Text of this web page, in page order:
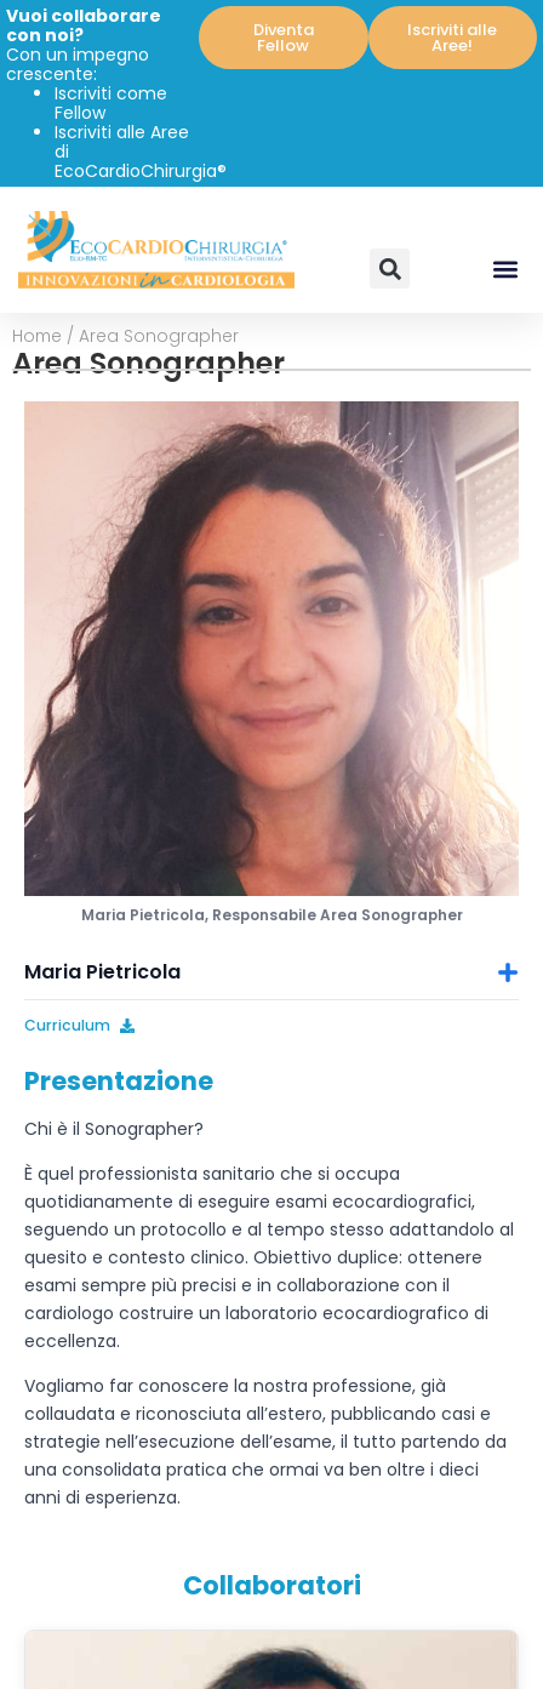
Vuoi collaborare
con noi?
Con un impegno
crescente:
Iscriviti come
Fellow
Iscriviti alle Aree
di
EcoCardioChirurgia®
Diventa
Fellow
Iscriviti alle
Aree!
Home / Area Sonographer
Area Sonographer
Maria Pietricola, Responsabile Area Sonographer
Maria Pietricola
Curriculum
Presentazione
Chi è il Sonographer?
È quel professionista sanitario che si occupa
quotidianamente di eseguire esami ecocardiografici,
seguendo un protocollo e al tempo stesso adattandolo al
quesito e contesto clinico. Obiettivo duplice: ottenere
esami sempre più precisi e in collaborazione con il
cardiologo costruire un laboratorio ecocardiografico di
eccellenza.
Vogliamo far conoscere la nostra professione, già
collaudata e riconosciuta all’estero, pubblicando casi e
strategie nell’esecuzione dell’esame, il tutto partendo da
una consolidata pratica che ormai va ben oltre i dieci
anni di esperienza.
Collaboratori